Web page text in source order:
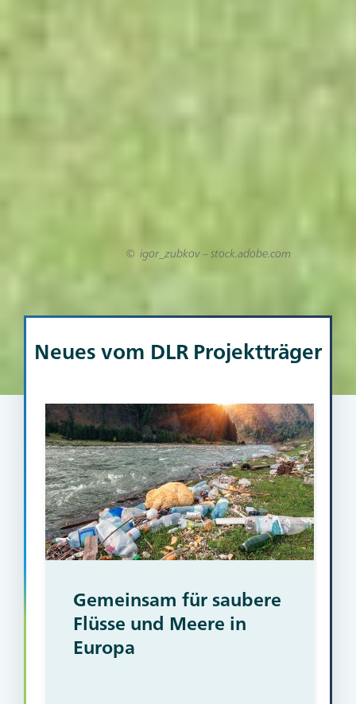
igor_zubkov – stock.adobe.com
Neues vom DLR Projektträger
Gemeinsam für saubere
Flüsse und Meere in
Europa